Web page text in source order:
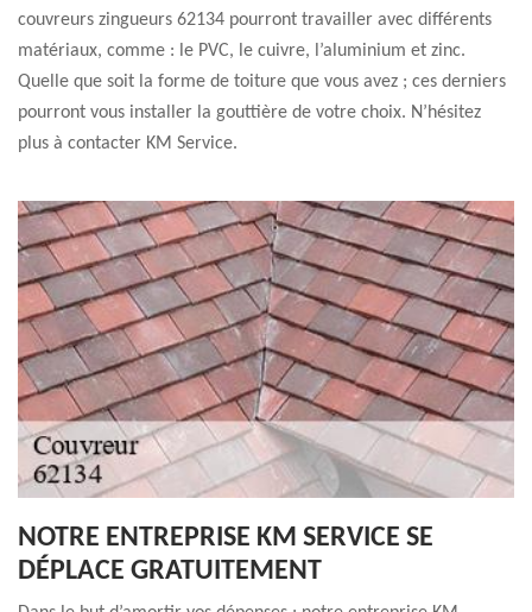
couvreurs zingueurs 62134 pourront travailler avec différents
matériaux, comme : le PVC, le cuivre, l’aluminium et zinc.
Quelle que soit la forme de toiture que vous avez ; ces derniers
pourront vous installer la gouttière de votre choix. N’hésitez
plus à contacter KM Service.
NOTRE ENTREPRISE KM SERVICE SE
DÉPLACE GRATUITEMENT